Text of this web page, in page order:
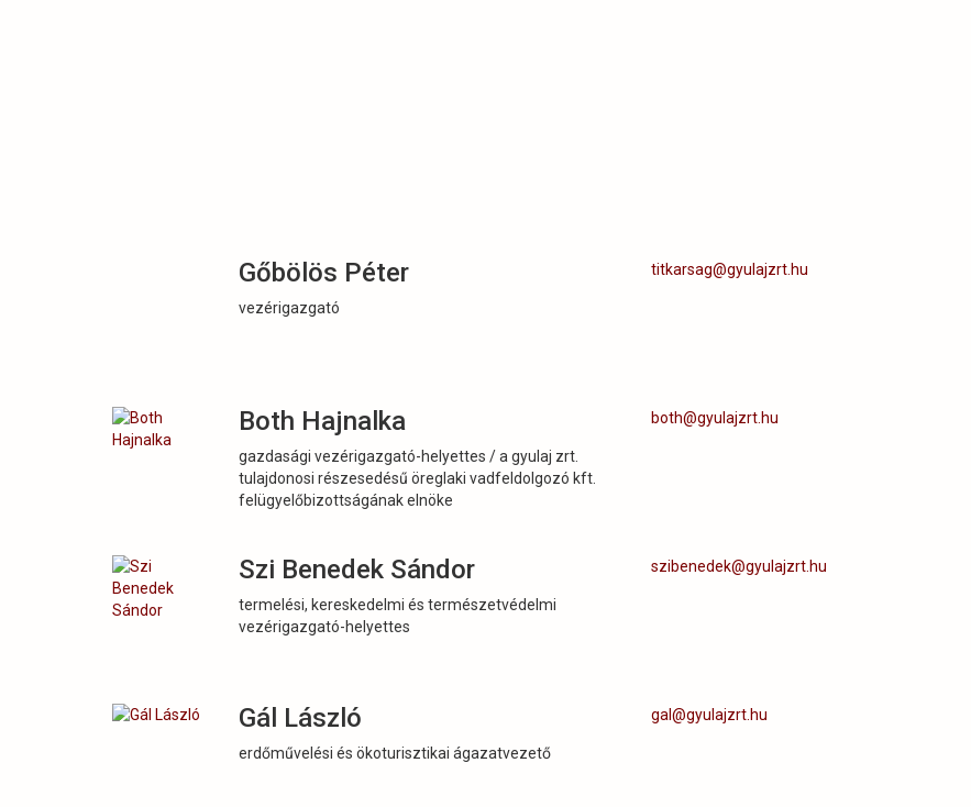
Gőbölös Péter
vezérigazgató
titkarsag@gyulajzrt.hu
Both Hajnalka
gazdasági vezérigazgató-helyettes / a gyulaj zrt.
tulajdonosi részesedésű öreglaki vadfeldolgozó kft.
felügyelőbizottságának elnöke
both@gyulajzrt.hu
Szi Benedek Sándor
termelési, kereskedelmi és természetvédelmi
vezérigazgató-helyettes
szibenedek@gyulajzrt.hu
Gál László
erdőművelési és ökoturisztikai ágazatvezető
gal@gyulajzrt.hu